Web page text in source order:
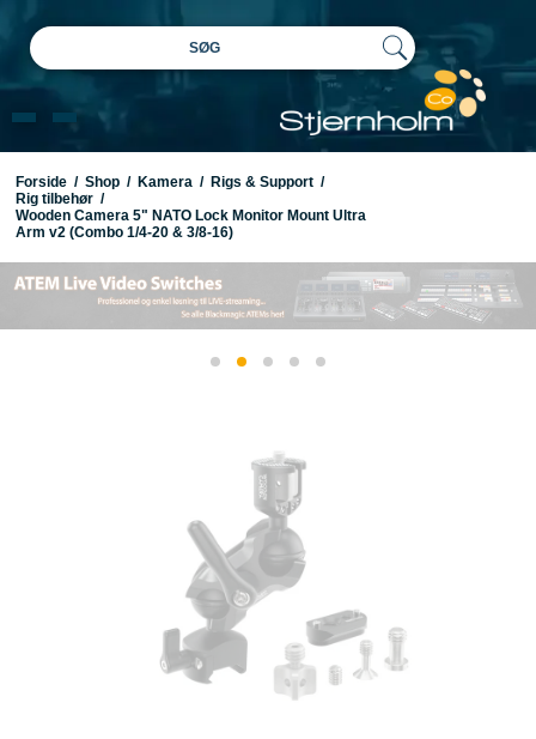
SØG
Forside / Shop / Kamera / Rigs & Support /
Rig tilbehør /
Wooden Camera 5" NATO Lock Monitor Mount Ultra
Arm v2 (Combo 1/4-20 & 3/8-16)